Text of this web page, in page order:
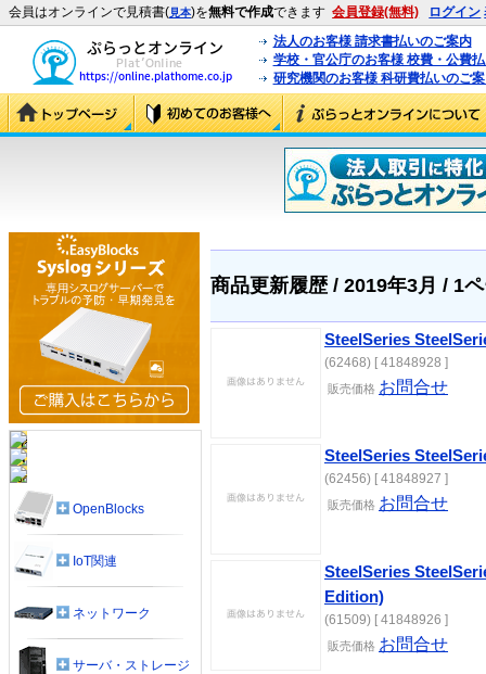
会員はオンラインで見積書(見本)を無料で作成できます 会員登録(無料) ログイン
法人のお客様 請求書払いのご案内
学校・官公庁のお客様 校費・公費
研究機関のお客様 科研費払いのご
商品更新履歴 / 2019年3月 / 1
SteelSeries
(62468) [ 41848928 ]
販売価格 お問合せ
SteelSeries
(62456) [ 41848927 ]
販売価格 お問合せ
SteelSeries
Edition)
(61509) [ 41848926 ]
販売価格 お問合せ
OpenBlocks
IoT関連
ネットワーク
サーバ・ストレージ